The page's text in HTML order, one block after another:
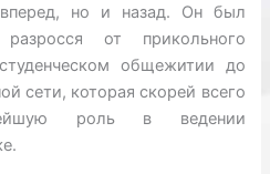
но и назад. Он был
от прикольного
общежитии до
сети, которая скорей всего
роль в ведении